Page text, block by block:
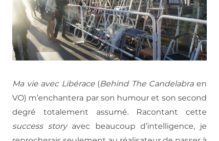
Ma vie avec Libérace(Behind The Candelabraen
VO) m’enchantera par son humour et son second
degré totalement assumé. Racontant cette
success storyavec beaucoup d’intelligence, je